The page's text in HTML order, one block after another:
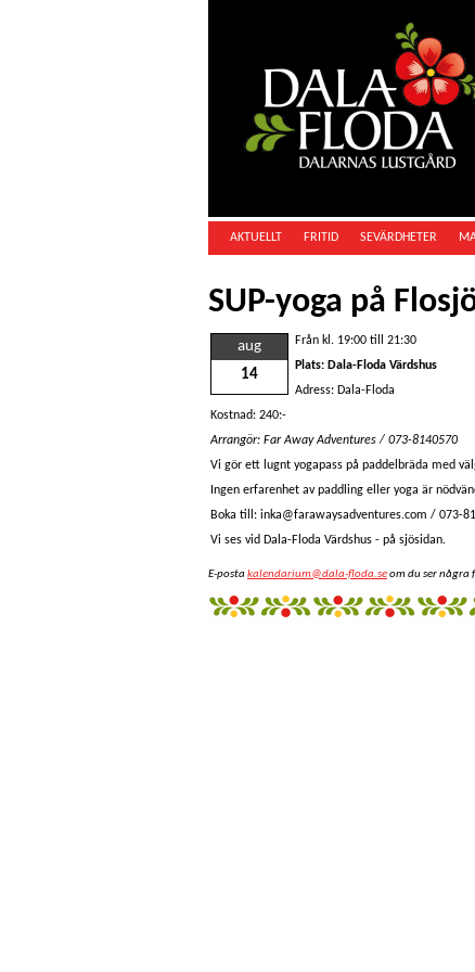
AKTUELLT FRITID SEVÄRDHETER
SUP-yoga på
aug
14
Från kl. 19:00 till 21:30
Plats: Dala-Floda Värdshus
Adress: Dala-Floda
Kostnad: 240:-
Arrangör: Far Away Adventures / 073-8140570
Vi gör ett lugnt yogapass på paddelbräda med
Ingen erfarenhet av paddling eller yoga är
Boka till: inka@farawaysadventures.com / 073-
Vi ses vid Dala-Floda Värdshus - på sjösidan.
E-postakalendarium@dala-floda.seom du ser några